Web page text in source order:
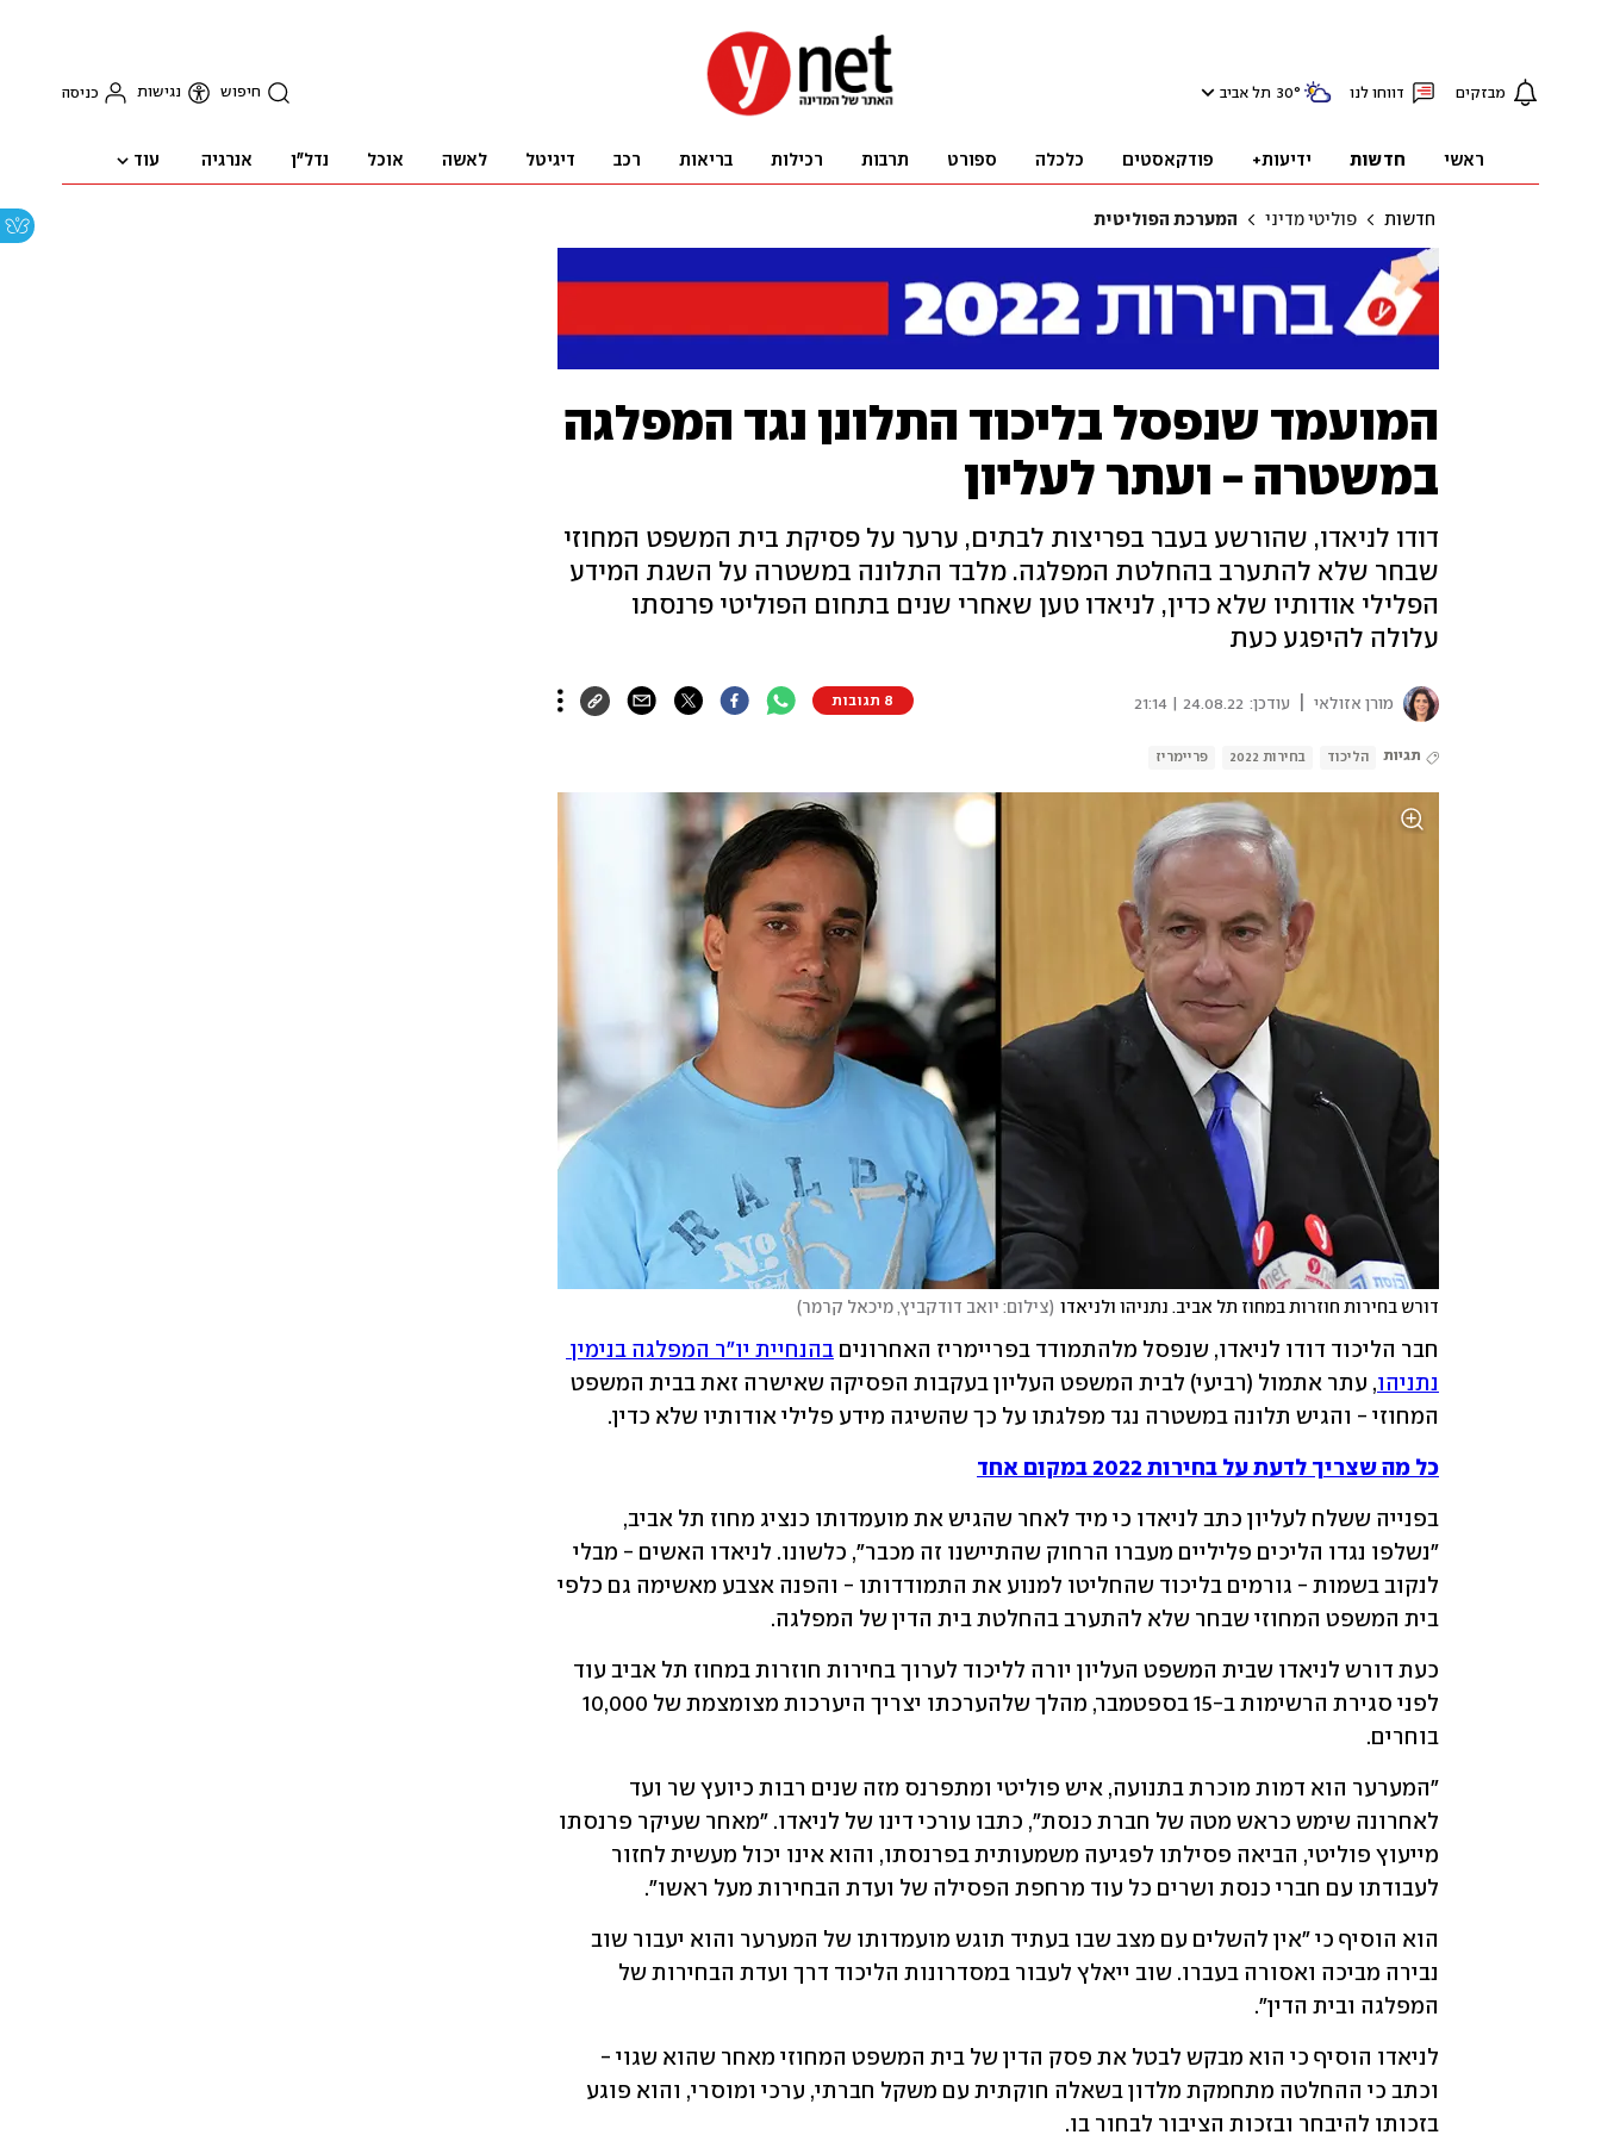
מבזקים דווחו לנו 30° תל אביב חיפוש נגישות כניסה
ראשי חדשות ידיעות+ פודקאסטים כלכלה ספורט תרבות רכילות בריאות רכב דיגיטל לאשה אוכל נדל"ן אנרגיה עוד
חדשות פוליטי מדיני המערכת הפוליטית
המועמד שנפסל בליכוד התלונן נגד המפלגה
במשטרה - ועתר לעליון
דודו לניאדו, שהורשע בעבר בפריצות לבתים, ערער על פסיקת בית המשפט המחוזי
שבחר שלא להתערב בהחלטת המפלגה. מלבד התלונה במשטרה על השגת המידע
הפלילי אודותיו שלא כדין, לניאדו טען שאחרי שנים בתחום הפוליטי פרנסתו
עלולה להיפגע כעת
מורן אזולאי עודכן: 24.08.22 | 21:14 8 תגובות
תגיות הליכוד בחירות 2022 פריימריז
דורש בחירות חוזרות במחוז תל אביב. נתניהו ולניאדו (צילום: יואב דודקביץ, מיכאל קרמר)
חבר הליכוד דודו לניאדו, שנפסל מלהתמודד בפריימריז האחרונים
נתניהו
המחוזי - והגיש תלונה במשטרה נגד מפלגתו על כך שהשיגה מידע פלילי אודותיו שלא כדין.
כל מה שצריך לדעת על בחירות 2022 במקום אחד
בית המשפט המחוזי שבחר שלא להתערב בהחלטת בית הדין של המפלגה.
בוחרים.
לעבודתו עם חברי כנסת ושרים כל עוד מרחפת הפסילה של ועדת הבחירות מעל ראשו".
המפלגה ובית הדין".
בזכותו להיבחר ובזכות הציבור לבחור בו.